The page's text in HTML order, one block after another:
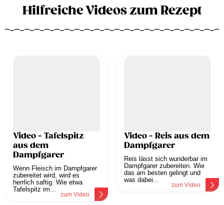
Hilfreiche Videos zum Rezept
Video - Tafelspitz
aus dem
Dampfgarer
Wenn Fleisch im Dampfgarer
zubereitet wird, wird es
herrlich saftig. Wie etwa
Tafelspitz im...
zum Video
Video - Reis aus dem
Dampfgarer
Reis lässt sich wunderbar im
Dampfgarer zubereiten. Wie
das am besten gelingt und
was dabei...
zum Video